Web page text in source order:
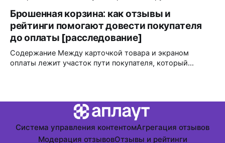
модератора каждый день. Разбираем, что изменилось и
кому это пригодится. Аналитика блока «вопросы и
ответы» в Яндекс.Метрике Что изменилось: блок
взаимодействия
Брошенная корзина: как отзывы и
рейтинги помогают довести покупателя
до оплаты [расследование]
Содержание Между карточкой товара и экраном
оплаты лежит участок пути покупателя, который
друга по инерции. Если открыть любой крупный отчет о
связи UGC и конверсии, то все цифры будут завязаны на
карточках товара,
Система управления контентомАгрегация отзывов
Модерация отзывовОтзывы и рейтинги